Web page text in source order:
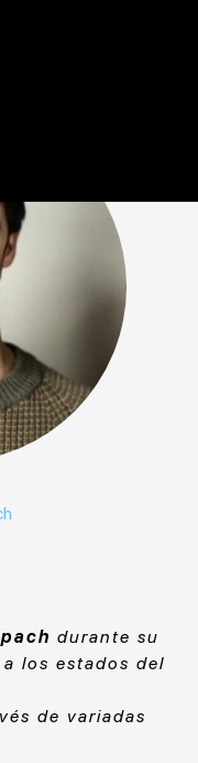
durante su
los estados del
de variadas